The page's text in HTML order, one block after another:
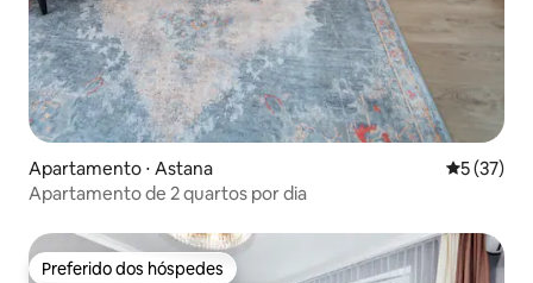
Apartamento ⋅ Astana 5 de uma
5 (37)
Apartamento de 2 quartos por dia
Preferido dos hóspedes
Preferido dos hóspedes